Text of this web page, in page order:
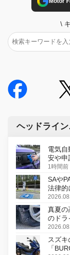
\
ヘッドライ
電気自
安や申
1時間前
SAや
法律的
真夏の
のドラ
スズ
「